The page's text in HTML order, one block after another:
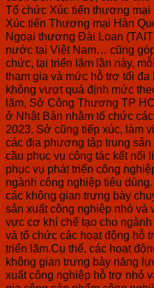
Tổ chức Xúc tiến thương
Xúc tiến Thương mại Hàn
Ngoại thương Đài Loan
nước tại Việt Nam… cũng
chức, tại triển lãm lần này,
tham gia và mức hỗ trợ tối
không vượt quá định mức
lãm, Sở Công Thương TP
ở Nhật Bản nhằm tổ chức
2023. Sở cũng tiếp xúc, làm
các địa phương tập trung
cầu phục vụ công tác kết nối
phục vụ phát triển công
ngành công nghiệp tiêu
các không gian trưng bày
sản xuất công nghiệp nhỏ và
vực cơ khí chế tạo cho
và tổ chức các hoạt động hỗ
triển lãm.Cụ thể, các hoạt
không gian trưng bày năng
xuất công nghiệp hỗ trợ nhỏ